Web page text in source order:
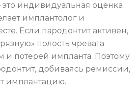
индивидуальная оценка
имплантолог и
Если пародонтит активен,
полость чревата
и потерей импланта. Поэтому
добиваясь ремиссии,
имплантацию.